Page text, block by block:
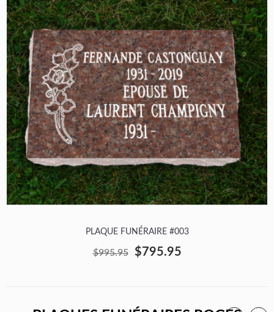
PLAQUE FUNÉRAIRE #003
$995.95 $795.95